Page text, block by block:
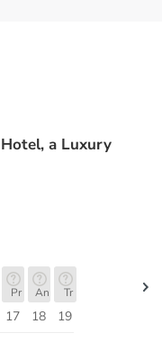
a Luxury
17
Pr
18
An
19
Tr